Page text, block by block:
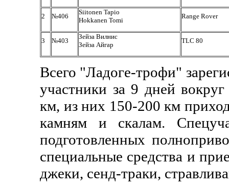
2 №406
Siitonen Tapio
Hokkanen Tomi
Range Rover
3 №403
Зейза Вилнис
Зейза Айгар
TLC 80
Всего "Ладоге-трофи"
участники за 9 дней
км, из них 150-200 км
камням и скалам.
подготовленных
специальные средства и
джеки, сенд-траки,